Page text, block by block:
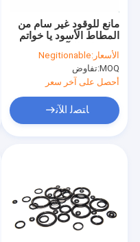
مانع للوقود غير سام من
المطاط الأسود يا خواتم
ختم مانع للتآكل مقاوم
للماء
الأسعار:Negitionable
MOQ: تفاوض
أحصل على آخر سعر
ﺎﺘﺼﻟ ﺍﻶﻧ